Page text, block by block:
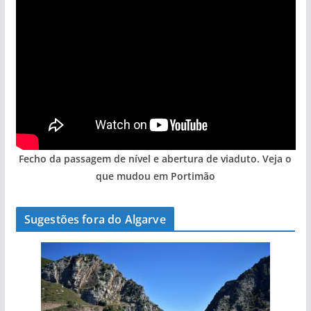
Fecho da passagem de nível e abertura de viaduto. Veja o
que mudou em Portimão
Sugestões fora do Algarve